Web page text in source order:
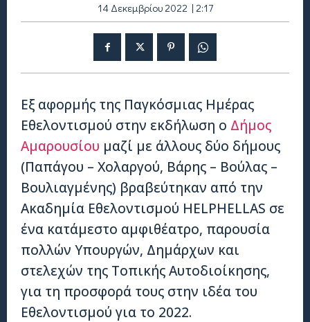
14 Δεκεμβρίου 2022 | 2:17
Εξ αφορμής της Παγκόσμιας Ημέρας
Εθελοντισμού στην εκδήλωση ο Δήμος
Αμαρουσίου μαζί με άλλους δύο δήμους
(Παπάγου – Χολαργού, Βάρης – Βούλας –
Βουλιαγμένης) βραβεύτηκαν από την
Ακαδημία Εθελοντισμού HELPHELLAS σε
ένα κατάμεστο αμφιθέατρο, παρουσία
πολλών Υπουργών, Δημάρχων και
στελεχών της Τοπικής Αυτοδιοίκησης,
για τη προσφορά τους στην ιδέα του
Εθελοντισμού για το 2022.